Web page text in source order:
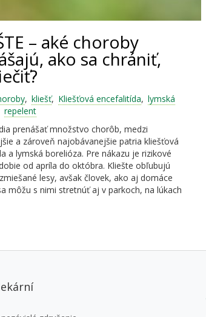
– aké choroby
ako sa chrániť,
, kliešť, Kliešťová encefalitída, lymská
repelent
prenášať množstvo chorôb, medzi
a zároveň najobávanejšie patria kliešťová
a lymská borelióza. Pre nákazu je rizikové
od apríla do októbra. Kliešte obľubujú
lesy, avšak človek, ako aj domáce
môžu s nimi stretnúť aj v parkoch, na lúkach